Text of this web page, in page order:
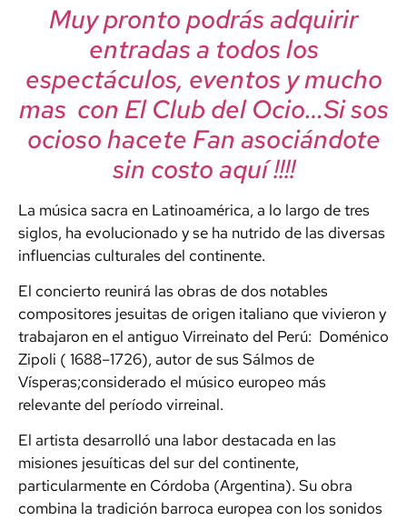
Muy pronto podrás adquirir
entradas a todos los
espectáculos, eventos y mucho
mas con El Club del Ocio…Si sos
ocioso hacete Fan asociándote
sin costo aquí !!!!
La música sacra en Latinoamérica, a lo largo de tres
siglos, ha evolucionado y se ha nutrido de las diversas
influencias culturales del continente.
El concierto reunirá las obras de dos notables
compositores jesuitas de origen italiano que vivieron y
trabajaron en el antiguo Virreinato del Perú: Doménico
Zipoli ( 1688–1726), autor de sus Sálmos de
Vísperas;considerado el músico europeo más
relevante del período virreinal.
El artista desarrolló una labor destacada en las
misiones jesuíticas del sur del continente,
particularmente en Córdoba (Argentina). Su obra
combina la tradición barroca europea con los sonidos